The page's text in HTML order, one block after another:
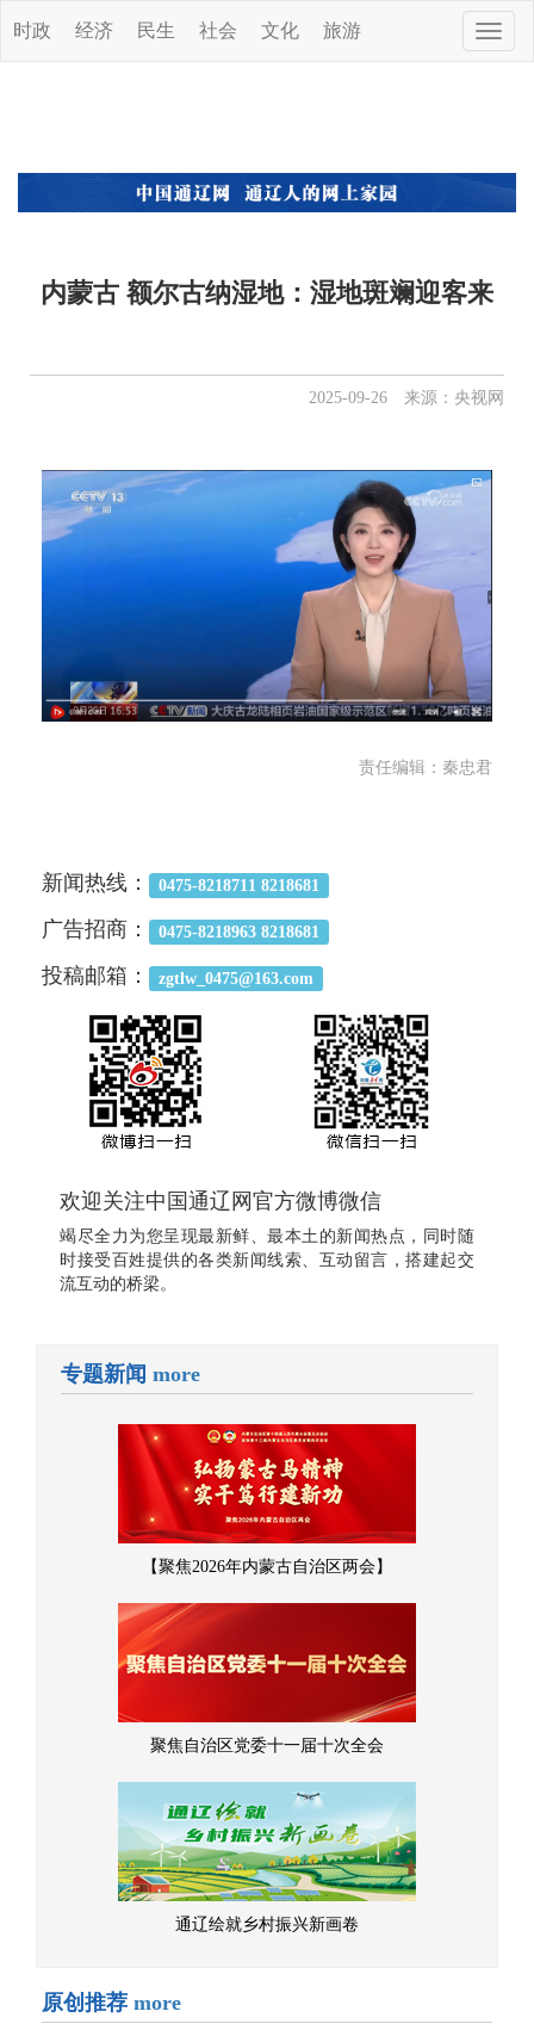
Toggle
时政 经济 民生 社会 文化 旅游
内蒙古 额尔古纳湿地：湿地斑斓迎客来
2025-09-26 来源：央视网
责任编辑：秦忠君
新闻热线： 0475-8218711 8218681
广告招商： 0475-8218963 8218681
投稿邮箱： zgtlw_0475@163.com
欢迎关注中国通辽网官方微博微信
竭尽全力为您呈现最新鲜、最本土的新闻热点，同时随
时接受百姓提供的各类新闻线索、互动留言，搭建起交
流互动的桥梁。
专题新闻 more
【聚焦2026年内蒙古自治区两会】
聚焦自治区党委十一届十次全会
通辽绘就乡村振兴新画卷
原创推荐 more